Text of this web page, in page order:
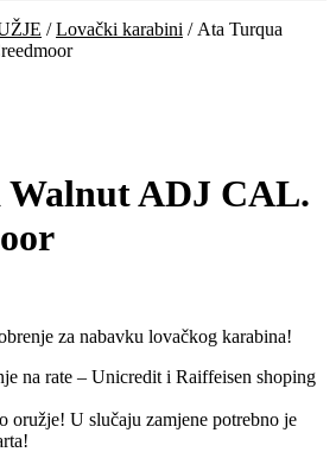
/Lovački karabini / Ata Turqua
Walnut ADJ CAL.
za nabavku lovačkog karabina!
na rate – Unicredit i Raiffeisen shoping
oružje! U slučaju zamjene potrebno je